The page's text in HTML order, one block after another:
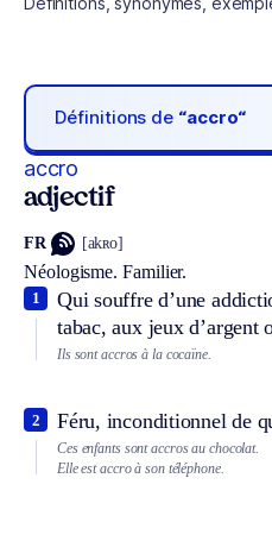
Définitions de “accro“
accro
adjectif
FR [akʀo]
Néologisme. Familier.
Qui souffre d’une
tabac, aux jeux d’argent
1
Ils sont accros à la cocaïne.
Féru, inconditionnel de
2
Ces enfants sont accros au chocolat.
Elle est accro à son téléphone.